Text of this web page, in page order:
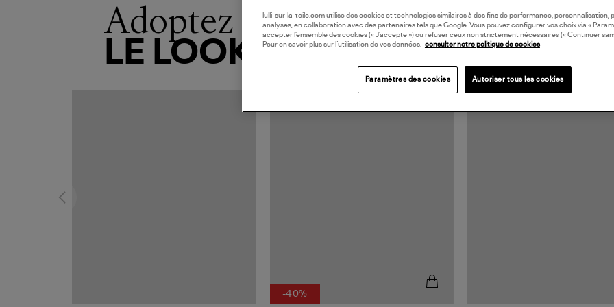
Adoptez
LE LOOK
-40%
lulli-sur-la-toile.com utilise des cookies et technologies similaires à des fins de performance, personnalisation,
analyses, en collaboration avec des partenaires tels que Google. Vous pouvez configurer vos choix via «
accepter l’ensemble des cookies (« J’accepte ») ou refuser ceux non strictement nécessaires (« Continuer
Pour en savoir plus sur l’utilisation de vos données,
consulter notre politique de cookies
Paramètres des cookies Autoriser tous les cookies